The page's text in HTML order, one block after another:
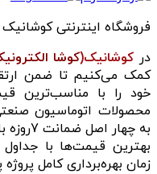
فروشگاه اینترنتی کوشانیک
در کوشانیک(کوشا
کمک می‌کنیم تا ضمن
خود را با مناسب‌ترین
محصولات اتوماسیون
به
بهترین قیمت‌ها با جداول
زمان بهره‌برداری کامل